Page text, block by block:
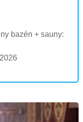
bazén + sauny: